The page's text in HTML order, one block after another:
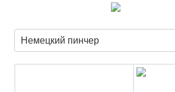
Немецкий пинчер